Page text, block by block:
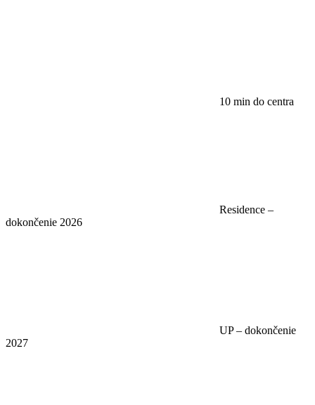
10 min do centra
Residence –
dokončenie 2026
UP – dokončenie
2027